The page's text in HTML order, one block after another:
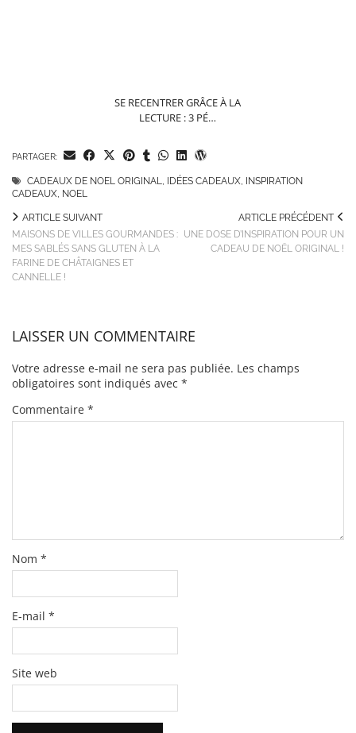
SE RECENTRER GRÂCE À LA
LECTURE : 3 PÉ…
PARTAGER:
CADEAUX DE NOEL ORIGINAL, IDÉES CADEAUX,
INSPIRATION
CADEAUX, NOEL
ARTICLE PRÉCÉDENT
UNE DOSE D’INSPIRATION POUR UN
CADEAU DE NOËL ORIGINAL !
ARTICLE SUIVANT
MAISONS DE VILLES GOURMANDES :
MES SABLÉS SANS GLUTEN À LA
FARINE DE CHÂTAIGNES ET
CANNELLE !
LAISSER UN COMMENTAIRE
Votre adresse e-mail ne sera pas publiée. Les champs
obligatoires sont indiqués avec *
Commentaire *
Nom *
E-mail *
Site web